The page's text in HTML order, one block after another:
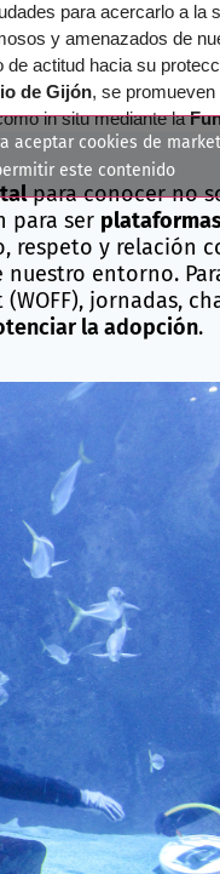
para acercarlo a la
y amenazados de
actitud hacia su
de Gijón, se
in situ mediante la
aceptar cookies de
este contenido
para conocer no
para ser
respeto y relación
entorno.
jornadas,
la adopción.